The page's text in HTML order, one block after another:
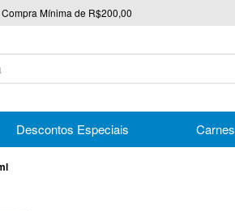
Compra Mínima de R$200,00
Descontos Especiais Carnes